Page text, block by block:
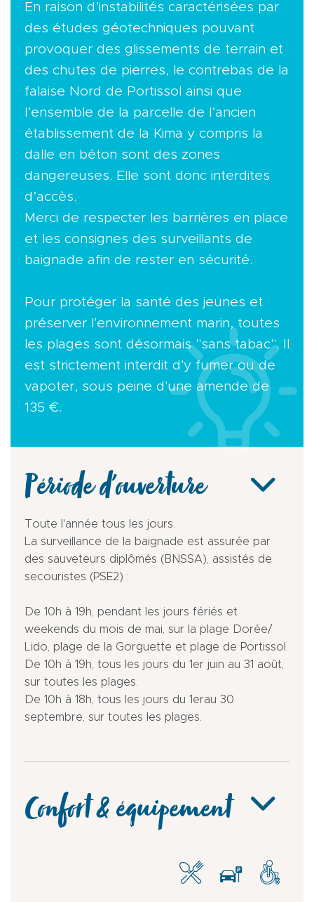
En raison d’instabilités caractérisées par
des études géotechniques pouvant
provoquer des glissements de terrain et
des chutes de pierres, le contrebas de la
falaise Nord de Portissol ainsi que
l’ensemble de la parcelle de l’ancien
établissement de la Kima y compris la
dalle en béton sont des zones
dangereuses. Elle sont donc interdites
d’accès.
Merci de respecter les barrières en place
et les consignes des surveillants de
baignade afin de rester en sécurité.
Pour protéger la santé des jeunes et
préserver l'environnement marin, toutes
les plages sont désormais "sans tabac". Il
est strictement interdit d'y fumer ou de
vapoter, sous peine d'une amende de
135 €.
Période d'ouverture
Toute l'année tous les jours.
La surveillance de la baignade est assurée par
des sauveteurs diplômés (BNSSA), assistés de
secouristes (PSE2) :
De 10h à 19h, pendant les jours fériés et
weekends du mois de mai, sur la plage Dorée/
Lido, plage de la Gorguette et plage de Portissol.
De 10h à 19h, tous les jours du 1er juin au 31 août,
sur toutes les plages.
De 10h à 18h, tous les jours du 1erau 30
septembre, sur toutes les plages.
Confort & équipement